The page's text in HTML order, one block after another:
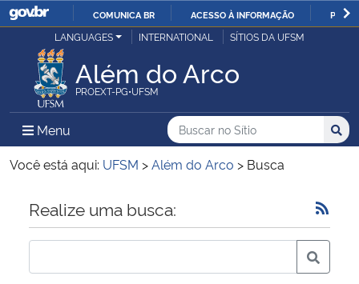
IR
O
COMUNICA BR ACESSO À INFORMAÇÃO
Ministério da Justiça e Segurança Pública
Ministério da Defesa
Ministério das Relações Exteriores
Ministério da Economia
Ministério da Infraestrutura
LANGUAGES INTERNATIONAL SÍTIOS DA UFSM
Além do Arco
PROEXT-PG•UFSM
Menu Menu Principal do Sítio
Busca
Buscar no no Sítio
Busca:
Você está aqui: UFSM >Além do Arco > Busca
Início do conteúdo
Realize uma busca: